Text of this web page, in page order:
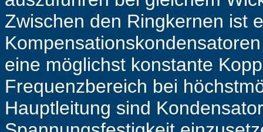
Zwischen den Ringkernen ist
eine möglichst konstante
Frequenzbereich bei
Hauptleitung sind